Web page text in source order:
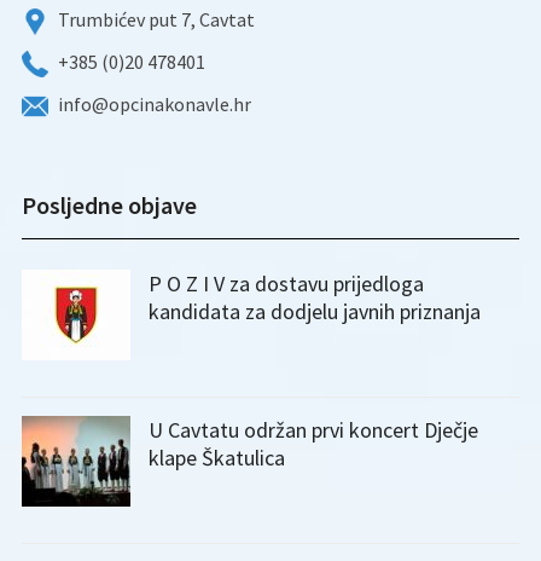
Trumbićev put 7, Cavtat
+385 (0)20 478401
info@opcinakonavle.hr
Posljedne objave
P O Z I V za dostavu prijedloga
kandidata za dodjelu javnih priznanja
U Cavtatu održan prvi koncert Dječje
klape Škatulica